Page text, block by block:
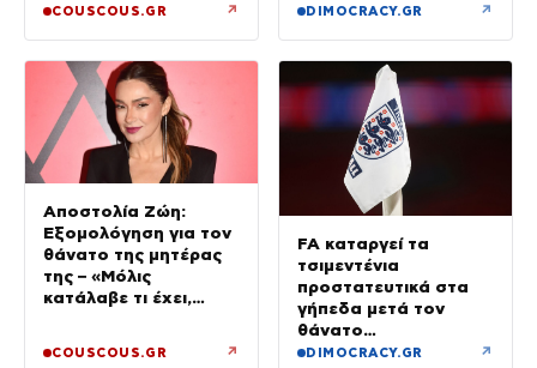
COUSCOUS.GR ↗ DIMOCRACY.GR ↗
Αποστολία Ζώη:
Εξομολόγηση για τον
θάνατο της μητέρας
της – «Μόλις
κατάλαβε τι έχει,
COUSCOUS.GR ↗
FA καταργεί τα
τσιμεντένια
προστατευτικά στα
γήπεδα μετά τον
θάνατο
ποδοσφαιριστή
DIMOCRACY.GR ↗